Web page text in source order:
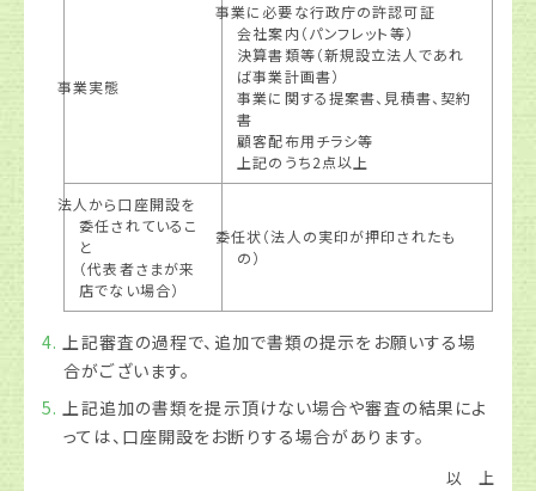
事業実態
事業に必要な行政庁の許認可証
会社案内（パンフレット等）
決算書類等（新規設立法人であれ
ば事業計画書）
事業に関する提案書、見積書、契約
書
顧客配布用チラシ等
上記のうち2点以上
法人から口座開設を
委任されているこ
と
（代表者さまが来
店でない場合）
委任状（法人の実印が押印されたも
の）
上記審査の過程で、追加で書類の提示をお願いする場
合がございます。
上記追加の書類を提示頂けない場合や審査の結果によ
っては、口座開設をお断りする場合があります。
以 上